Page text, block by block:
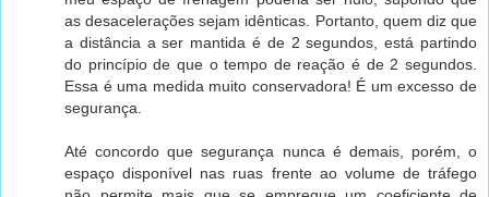
as desacelerações sejam idênticas. Portanto, quem diz que
a distância a ser mantida é de 2 segundos, está partindo
do princípio de que o tempo de reação é de 2 segundos.
Essa é uma medida muito conservadora! É um excesso de
segurança.
Até concordo que segurança nunca é demais, porém, o
espaço disponível nas ruas frente ao volume de tráfego